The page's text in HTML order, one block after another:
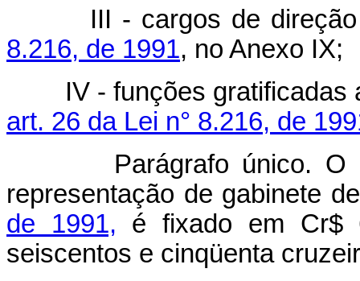
III - cargos de direção
8.216, de 1991, no Anexo IX;
IV - funções gratificadas
art. 26 da Lei n° 8.216, de
Parágrafo único. O
representação de gabinete
de 1991, é fixado em Cr$
seiscentos e cinqüenta